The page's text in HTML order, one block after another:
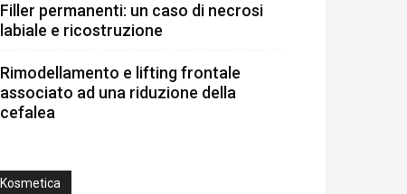
Filler permanenti: un caso di necrosi
labiale e ricostruzione
Rimodellamento e lifting frontale
associato ad una riduzione della
cefalea
Kosmetica